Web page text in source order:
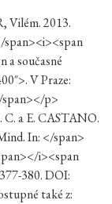
Vilém. 2013.
a současné
V Praze:
span></p>
a E. CASTANO.
In: </span>
i><span
380. DOI:
také z: